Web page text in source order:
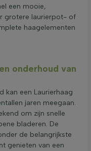
een mooie,
grotere laurierpot- of
haagelementen
onderhoud van
kan een Laurierhaag
jaren meegaan.
om zijn snelle
bladeren. De
de belangrijkste
genieten van een